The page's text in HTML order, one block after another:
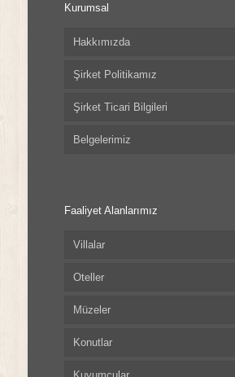
Kurumsal
Hakkımızda
Şirket Politikamız
Şirket Ticari Bilgileri
Belgelerimiz
Faaliyet Alanlarımız
Villalar
Oteller
Müzeler
Konutlar